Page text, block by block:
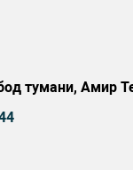
тумани, Амир